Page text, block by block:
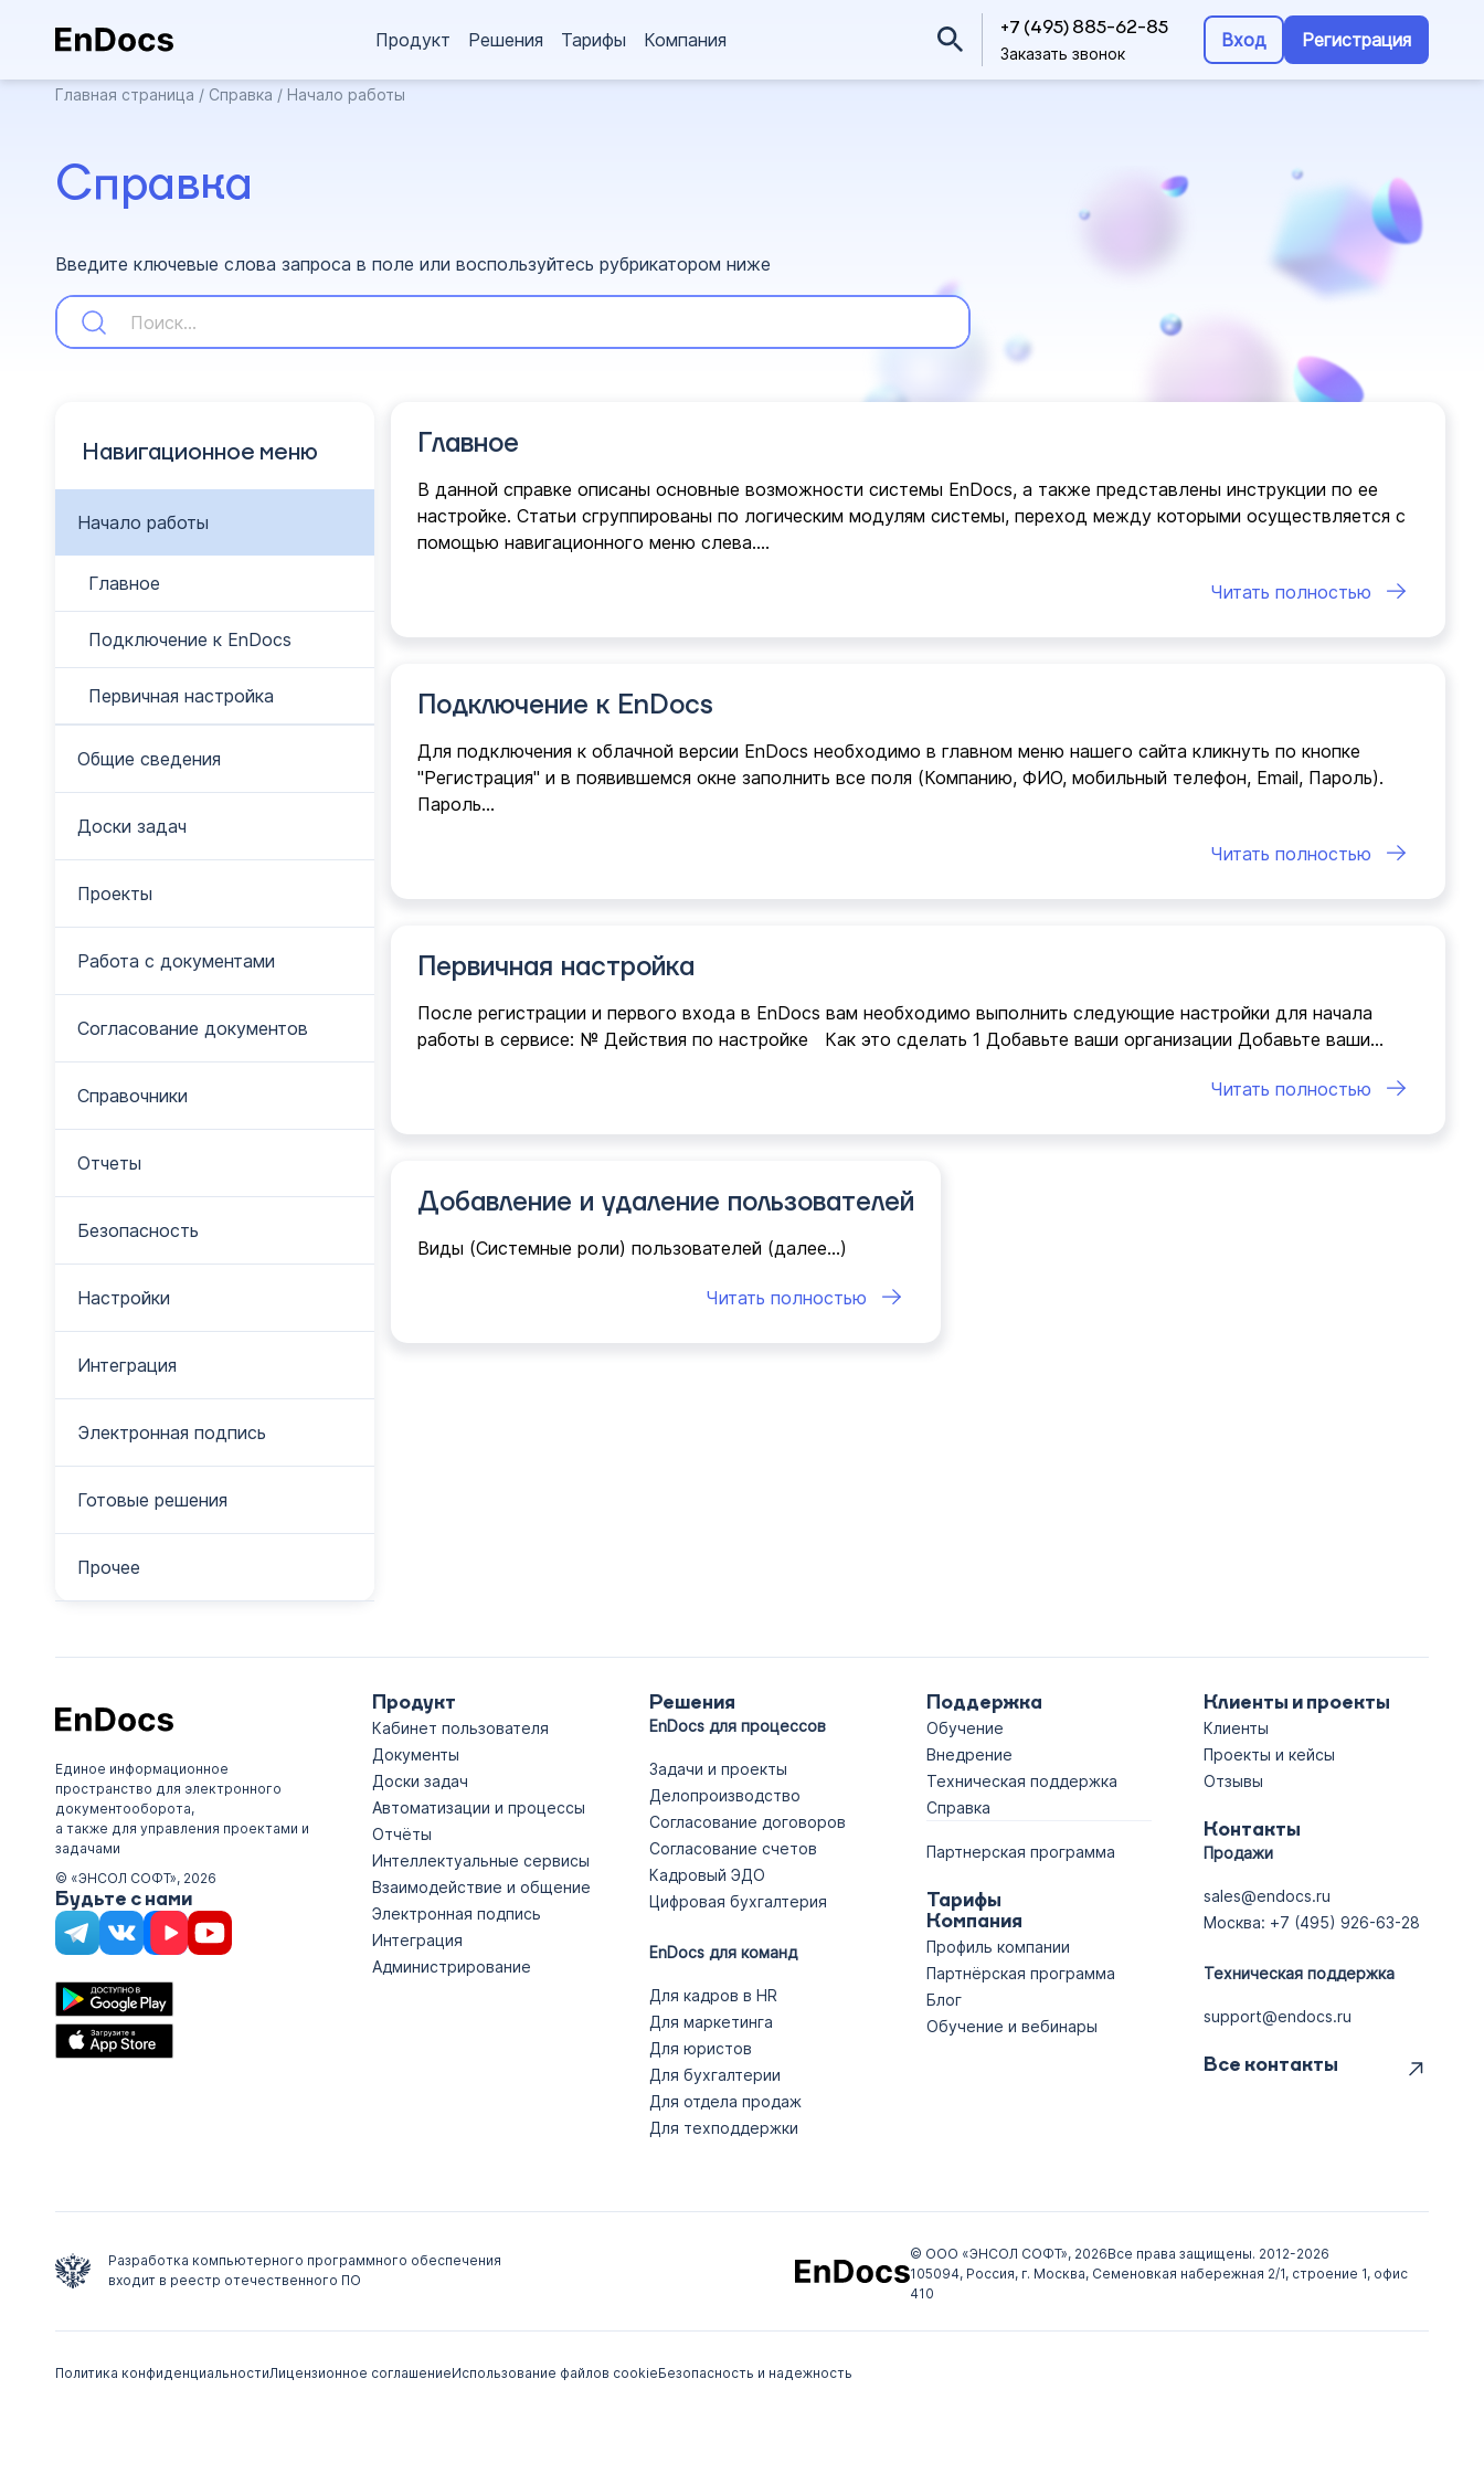
Продукт Решения Тарифы Компания +7 (495) 885-62-85
Заказать звонок
Вход Регистрация
Главная страница / Справка / Начало работы
Справка
Введите ключевые слова запроса в поле или воспользуйтесь рубрикатором ниже
Навигационное меню
Начало работы
Главное
Подключение к EnDocs
Первичная настройка
Общие сведения
Доски задач
Проекты
Работа с документами
Согласование документов
Справочники
Отчеты
Безопасность
Настройки
Интеграция
Электронная подпись
Готовые решения
Прочее
Главное
В данной справке описаны основные возможности системы EnDocs, а также представлены инструкции по ее
настройке. Статьи сгруппированы по логическим модулям системы, переход между которыми осуществляется с
помощью навигационного меню слева.…
Читать полностью
Подключение к EnDocs
Для подключения к облачной версии EnDocs необходимо в главном меню нашего сайта кликнуть по кнопке
"Регистрация" и в появившемся окне заполнить все поля (Компанию, ФИО, мобильный телефон, Email, Пароль).
Пароль…
Читать полностью
Первичная настройка
После регистрации и первого входа в EnDocs вам необходимо выполнить следующие настройки для начала
работы в сервисе: № Действия по настройке Как это сделать 1 Добавьте ваши организации Добавьте ваши…
Читать полностью
Добавление и удаление пользователей
Виды (Системные роли) пользователей (далее…)
Читать полностью
Единое информационное
пространство для электронного
документооборота,
а также для управления проектами и
задачами
© «ЭНСОЛ СОФТ», 2026
Будьте с нами
Продукт
Кабинет пользователя
Документы
Доски задач
Автоматизации и процессы
Отчёты
Интеллектуальные сервисы
Взаимодействие и общение
Электронная подпись
Интеграция
Администрирование
Решения
EnDocs для процессов
Задачи и проекты
Делопроизводство
Согласование договоров
Согласование счетов
Кадровый ЭДО
Цифровая бухгалтерия
EnDocs для команд
Для кадров в HR
Для маркетинга
Для юристов
Для бухгалтерии
Для отдела продаж
Для техподдержки
Поддержка
Обучение
Внедрение
Техническая поддержка
Справка
Партнерская программа
Тарифы
Компания
Профиль компании
Партнёрская программа
Блог
Обучение и вебинары
Клиенты и проекты
Клиенты
Проекты и кейсы
Отзывы
Контакты
Продажи
sales@endocs.ru
Москва: +7 (495) 926-63-28
Техническая поддержка
support@endocs.ru
Все контакты
Разработка компьютерного программного обеспечения
входит в реестр отечественного ПО
© ООО «ЭНСОЛ СОФТ», 2026Все права защищены. 2012-2026
105094, Россия, г. Москва, Семеновкая набережная 2/1, строение 1, офис
410
Политика конфиденциальностиЛицензионное соглашениеИспользование файлов cookieБезопасность и надежность